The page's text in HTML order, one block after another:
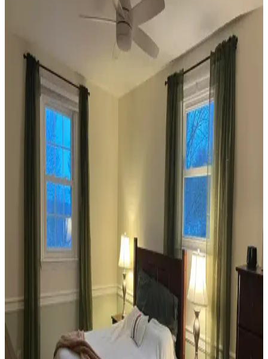
Koltuk ve aksesuar sandalyelerde renk uyumsuzluğu görsel rekabete
yol açabilir. Halı, perde, yastık ve mobilya yerleşimi ile renkler
dengelenerek mekanın estetik bütünlüğü sağlanır.
Ev Dekorasyonunda Denge ve Fonksiyonellik: Renk
Uyumu, Mobilya Yerleşimi ve Estetik İncelemesi
Reddit tartışması üzerinden ev dekorasyonunda renk uyumu,
mobilya yerleşimi ve aksesuar dengesi gibi unsurların yaşam
alanlarının estetik ve fonksiyonelliğini nasıl etkilediği inceleniyor.
Veranda Dekorasyonunda Bitki Seçimi, Aydınlatma
ve Mobilya Düzenlemeleriyle Estetik İyileştirme
Yöntemleri
Veranda dekorasyonunda bitkiler, halılar, aydınlatma ve mobilyaların
uyumlu kullanımı mekânı daha davetkâr ve fonksiyonel kılar. Doğru
seçimler verandanın atmosferini ve dış görünümünü güçlendirir.
Habitat'tan İkinci El Mobilya Alımı ve Ev
Dekorasyonunda Stil Oluşturma Yöntemleri
Habitat mağazalarından ikinci el mobilya alımı, ekonomik ve özgün
dekorasyon için fırsatlar sunar. Doğru seçim, temizlik ve stil
oluşturma evin atmosferini belirler.
Teal Renkli Sandalyenin Halı ve Dolapla
Uyumunda Renk Tonları ve Aksesuarların Rolü
Teal renkli sandalyenin halı ve dolapla uyumu, doğru renk tonları ve
aksesuar seçimiyle sağlanır. Halıdaki mavi-yeşil alt tonlar ve sıcak